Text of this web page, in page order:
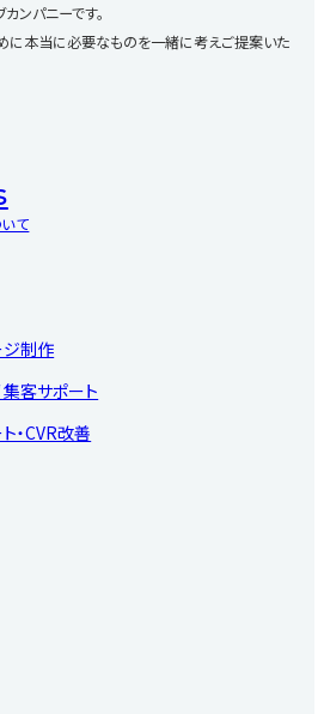
ンパニーです。
に本当に必要なものを一緒に考えご提案いた
て
ジ制作
集客サポート
・CVR改善